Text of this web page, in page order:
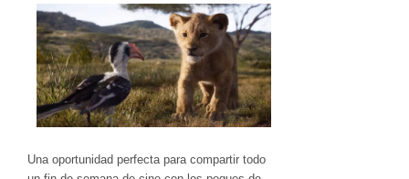
Una oportunidad perfecta para compartir todo